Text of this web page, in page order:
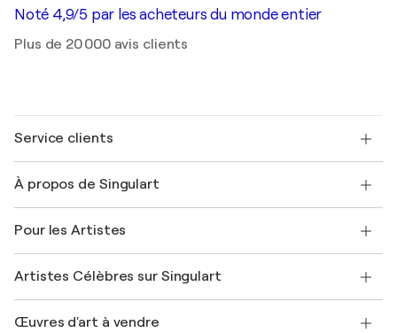
Noté 4,9/5 par les acheteurs du monde entier
Plus de 20 000 avis clients
Service clients
Expédition
Offrir une carte cadeau
Rejoignez notre programme commercial
Mon compte
+33 1 76 44 06 42
À propos de Singulart
FAQ
Magazine Singulart
Emplois
Découvrez une sélection d'art original
Pour les Artistes
Se connecter en tant qu'Artiste
Artistes Célèbres sur Singulart
Marc Chagall
Œuvres d'art à vendre